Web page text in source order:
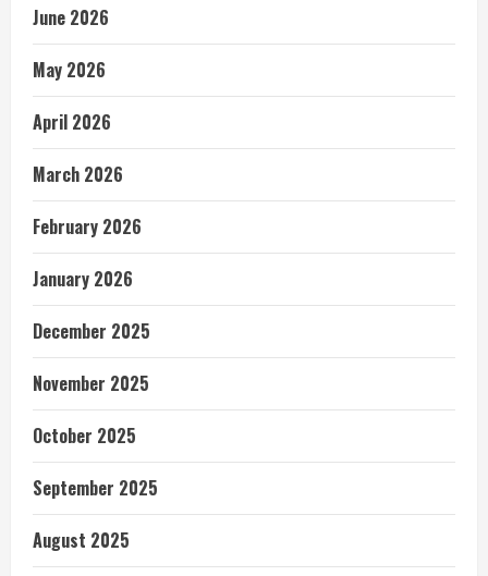
June 2026
May 2026
April 2026
March 2026
February 2026
January 2026
December 2025
November 2025
October 2025
September 2025
August 2025